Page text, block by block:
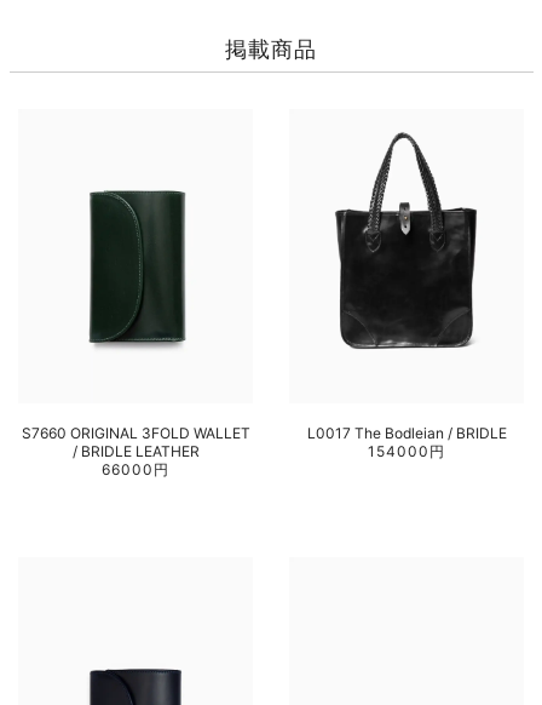
掲載商品
S7660 ORIGINAL 3FOLD WALLET
/ BRIDLE LEATHER
66000円
L0017 The Bodleian / BRIDLE
154000円